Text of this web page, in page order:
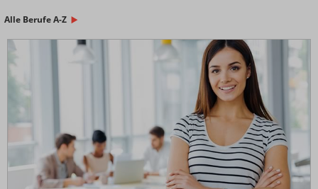
Alle Berufe A-Z